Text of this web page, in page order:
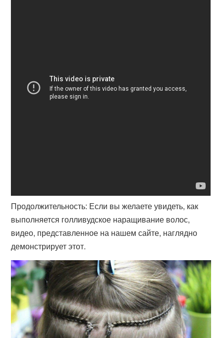
Продолжительность: Если вы желаете увидеть, как
выполняется голливудское наращивание волос,
видео, представленное на нашем сайте, наглядно
демонстрирует этот.